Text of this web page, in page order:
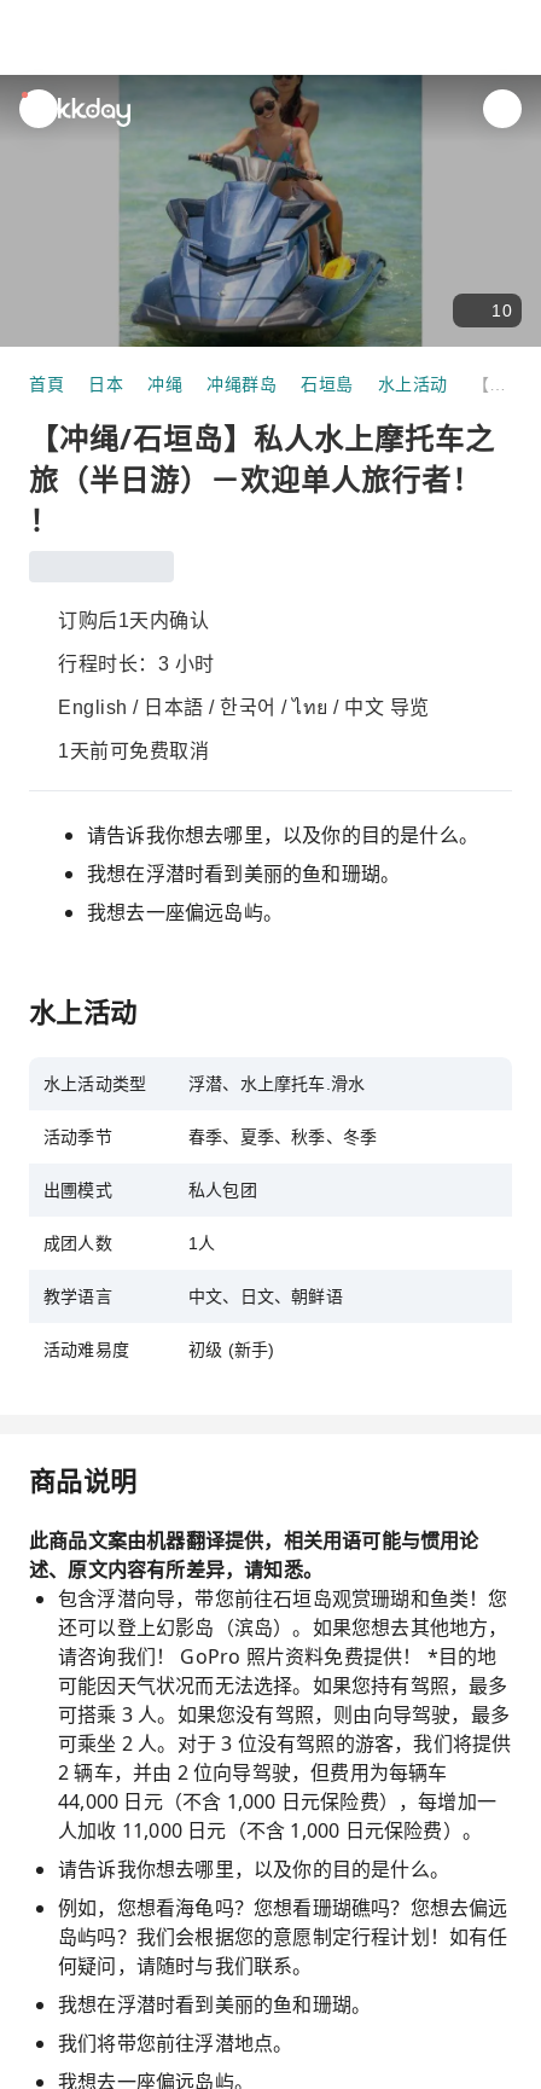
unread
notifications
10
首頁 日本 冲绳 冲绳群岛 石垣島 水上活动
【冲绳/石垣岛】私人水上摩托车之
旅（半日游）－欢迎单人旅行者！
！
订购后1天内确认
行程时长：3 小时
English / 日本語 / 한국어 / ไทย / 中文 导览
1天前可免费取消
请告诉我你想去哪里，以及你的目的是什么。
我想在浮潜时看到美丽的鱼和珊瑚。
我想去一座偏远岛屿。
水上活动
水上活动类型 浮潜、水上摩托车.滑水
活动季节 春季、夏季、秋季、冬季
出圑模式 私人包团
成团人数 1人
教学语言 中文、日文、朝鲜语
活动难易度 初级 (新手)
商品说明
此商品文案由机器翻译提供，相关用语可能与惯用论
述、原文内容有所差异，请知悉。
包含浮潜向导，带您前往石垣岛观赏珊瑚和鱼类！您
还可以登上幻影岛（滨岛）。如果您想去其他地方，
请咨询我们！ GoPro 照片资料免费提供！ *目的地
可能因天气状况而无法选择。如果您持有驾照，最多
可搭乘 3 人。如果您没有驾照，则由向导驾驶，最多
可乘坐 2 人。对于 3 位没有驾照的游客，我们将提供
2 辆车，并由 2 位向导驾驶，但费用为每辆车
44,000 日元（不含 1,000 日元保险费），每增加一
人加收 11,000 日元（不含 1,000 日元保险费）。
请告诉我你想去哪里，以及你的目的是什么。
例如，您想看海龟吗？您想看珊瑚礁吗？您想去偏远
岛屿吗？我们会根据您的意愿制定行程计划！如有任
何疑问，请随时与我们联系。
我想在浮潜时看到美丽的鱼和珊瑚。
我们将带您前往浮潜地点。
我想去一座偏远岛屿。